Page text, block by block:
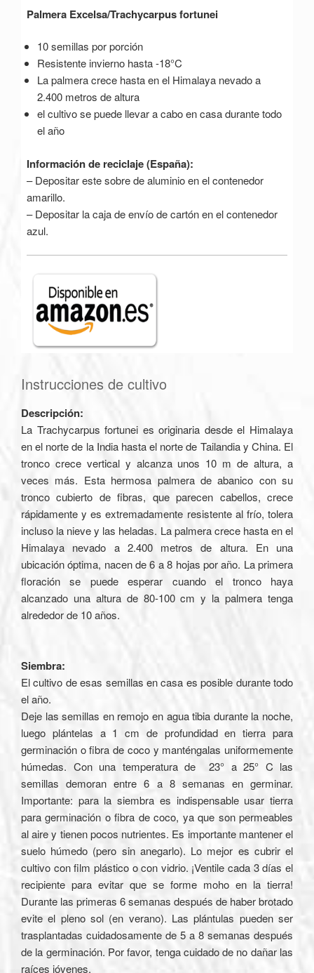
Palmera Excelsa/Trachycarpus fortunei
10 semillas por porción
Resistente invierno hasta -18°C
La palmera crece hasta en el Himalaya nevado a
2.400 metros de altura
el cultivo se puede llevar a cabo en casa durante todo
el año
Información de reciclaje (España):
– Depositar este sobre de aluminio en el contenedor
amarillo.
– Depositar la caja de envío de cartón en el contenedor
azul.
Instrucciones de cultivo
Descripción:
La Trachycarpus fortunei es originaria desde el Himalaya
en el norte de la India hasta el norte de Tailandia y China. El
tronco crece vertical y alcanza unos 10 m de altura, a
veces más. Esta hermosa palmera de abanico con su
tronco cubierto de fibras, que parecen cabellos, crece
rápidamente y es extremadamente resistente al frío, tolera
incluso la nieve y las heladas. La palmera crece hasta en el
Himalaya nevado a 2.400 metros de altura. En una
ubicación óptima, nacen de 6 a 8 hojas por año. La primera
floración se puede esperar cuando el tronco haya
alcanzado una altura de 80-100 cm y la palmera tenga
alrededor de 10 años.
Siembra:
El cultivo de esas semillas en casa es posible durante todo
el año.
Deje las semillas en remojo en agua tibia durante la noche,
luego plántelas a 1 cm de profundidad en tierra para
germinación o fibra de coco y manténgalas uniformemente
húmedas. Con una temperatura de 23° a 25° C las
semillas demoran entre 6 a 8 semanas en germinar.
Importante: para la siembra es indispensable usar tierra
para germinación o fibra de coco, ya que son permeables
al aire y tienen pocos nutrientes. Es importante mantener el
suelo húmedo (pero sin anegarlo). Lo mejor es cubrir el
cultivo con film plástico o con vidrio. ¡Ventile cada 3 días el
recipiente para evitar que se forme moho en la tierra!
Durante las primeras 6 semanas después de haber brotado
evite el pleno sol (en verano). Las plántulas pueden ser
trasplantadas cuidadosamente de 5 a 8 semanas después
de la germinación. Por favor, tenga cuidado de no dañar las
raíces jóvenes.